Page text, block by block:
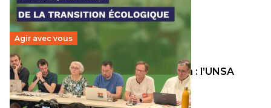
Agir avec vous
Transition écologique de l’éducation : l’UNSA
Éducation fait bouger les lignes
30 juin 2026-National